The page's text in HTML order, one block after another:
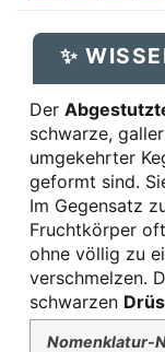
✨
Der
schwarze,
umgekehrter
geformt sind.
Im Gegensatz
Fruchtkörper
ohne völlig zu
verschmelzen.
schwarzen
Nomenklatur-